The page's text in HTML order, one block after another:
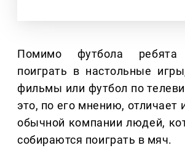
Помимо футбола ребята
поиграть в настольные
фильмы или футбол по
это, по его мнению, отличает
обычной компании людей,
собираются поиграть в мяч.